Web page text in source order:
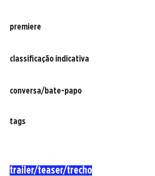
premiere
classificação indicativa
conversa/bate-papo
tags
trailer/teaser/trecho